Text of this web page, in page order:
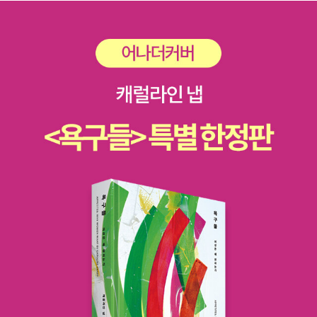
어서 죽을 맛이라고 한다. 반면 승기는 바쁘다. 영화도 보러 가야 하고
책도 읽어야 하고 하루하루가 알차다. “여전히 읽을 책이 많이 남았다
을, 나는 안다. 나 또한 일흔쯤에는 그렇게 말하지 않을까. 아직도 읽
짧구나. 인생이 너무 휙휙 지나가는구나 한탄하지 않을까.그럼에도
뿐인데 앞으로라고 얼마나 달라질까 싶어 내 인생이 실패한 것은 아
닌가, 회의감에 울적해질 때가 있다. 그렇다고 내 성정상 앞으로도 크
게 달라질 것 같지는 않다. 좋아하는 일이지만 박봉의 대명사와도 같
은 이 직업을 은퇴할 때까지는 할 것 같고, 그 이후에는 책을 읽고 음
악을 듣고 영화를 보면서 나날을 보내지 않을까. 집사2는 은퇴하면,
아니 지금이라도 너만의 출판사를 차려서 만들고 싶은 책을 세상에
내놓으라고 북돋는데 그것도 의미는 있겠지만 나는 그냥 원 없이 읽
줄이었는데, 종이책으로 읽었으면 이걸 언제다 옮기나...? 한숨 쉬었
을 듯. 밀리는 복사해서 옮겨두면 좋아요... 어떻게 인간을 측정하는
으로? 숫자에 대한 무조건적 충성심으로? 숫자를 모독하는 자에게
알게 되는 건 무엇인가? 이 수치들은 무엇을 밝히는가? 인종의 영혼
히 연결된 정도가 아니라 아예 거죽이 그 인간의 영혼을 직접 지시하
는 것이다. 이 테제를 요약하면, 우리는 피부와 눈의 형태와 입술의 두
께 및 너비와 콧구멍의 형태로부터 영혼의 사본을 보는 것이다. 귀스
타브 르봉이 19세기 말에 주장했듯이, 모든 영혼은 정신의 지형을 갖
고 있는데 이는 정확히 그의 해부학적 지형과 똑같이 확정되어 있다.
-<어느 아이 이야기>, 지은이 | 김안나 - 밀리의 서재 존 밴빌, <오래
된 빛>내겐 2025년 ‘올해의 문학’이다. 인간이 소설을 왜 읽는가 생
일흔여섯의 정열 어르신은 래퍼 연습생이 된 것으로 마치 한을 풀어
낸 것처럼 좋아했다. 순자 어르신은 중년에 시작해서 예순여섯 살에
검도 6단의 고수가 되었다. 영화와 책으로 일상을 꽉 채우는 승기 어
노인 돌봄 일하면서 마치 여고생 단짝이 된 것 같았다. 트로트 아이돌
의 활발한 활동을 지켜보면서 삶의 활력을 찾은 선자 어르신의 바람
는 모습에서 조금은 벗어나 있었다. 아니, ‘모습’이 아니라 그 ‘마음’을
듣는 게 낯설었다고 해야겠다. 아마 누구나 갖는 일상을 바라보는 마
음이었을 텐데, 노인이라고 그 마음이 다를 거라는 선입견을 품고 있
었나 보다. 생각보다 유쾌하게, 축 처지지 않고 살아가는 모습이 즐거
웠다. 우리 대부분, 각자의 일상을 그렇게 살아가고자 애쓰고 있지 않
나? 어쩔 수 없이 현실을 받아들이며 지내기도 하지만, 누구나 가슴
에 품고 있는 오래된 바람 하나 이뤄가면서 만족하는 삶. 시대가 그래